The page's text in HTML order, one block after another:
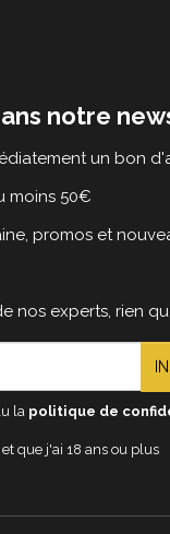
notre
un bon
moins 50€
promos et
nos experts, rien
la politique de
et que j'ai 18 ans ou plus